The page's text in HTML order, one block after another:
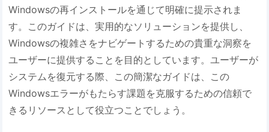
Windowsの再インストールを通じて明確に提示されま
す。このガイドは、実用的なソリューションを提供し、
Windowsの複雑さをナビゲートするための貴重な洞察を
ユーザーに提供することを目的としています。ユーザーが
システムを復元する際、この簡潔なガイドは、この
Windowsエラーがもたらす課題を克服するための信頼で
きるリソースとして役立つことでしょう。